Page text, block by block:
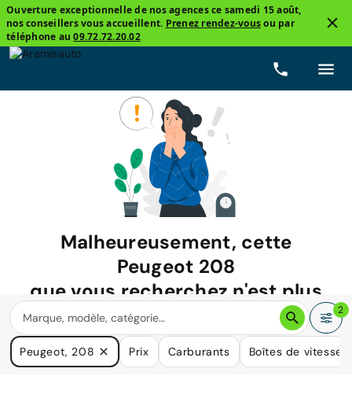
Ouverture exceptionnelle de nos agences ce samedi 15 août,
nos conseillers vous accueillent. Prenez rendez-vousou par
téléphone au09.72.72.20.02
Malheureusement, cette
Peugeot 208
que vous recherchez n'est plus
disponible.
Nous avons de nombreuses voitures qui pourraient répondre
à vos besoins.
2
Peugeot, 208 Prix Carburants Boîtes de vitesse